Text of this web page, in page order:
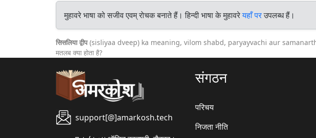
मुहावरे भाषा को सजीव एवम् रोचक बनाते हैं। हिन्दी भाषा के मुहावरेयहाँ परउपलब्ध हैं।
सिसलिया द्वीप(sisliyaa dveep) ka meaning, vilom shabd, paryayvachi aur
मतलब क्या होता है?
support[@]amarkosh.tech
संगठन
परिचय
निजता नीति